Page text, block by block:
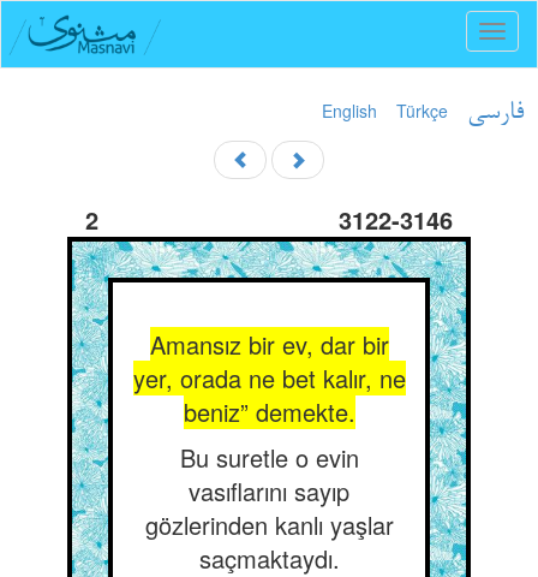
English Türkçe فارسی
2 3122-3146
Amansız bir ev, dar bir
yer, orada ne bet kalır, ne
beniz” demekte.
Bu suretle o evin
vasıflarını sayıp
gözlerinden kanlı yaşlar
saçmaktaydı.